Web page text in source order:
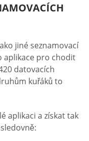
jiné seznamovací
aplikace pro chodit
datovacích
kuřáků to
aplikaci a získat tak